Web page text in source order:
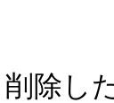
除し